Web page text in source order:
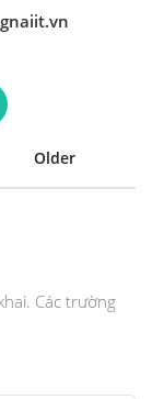
Older
Các trường